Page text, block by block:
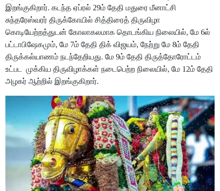
இறங்குகிறார். கடந்த ஏப்ரல் 29ம் தேதி மதுரை மீனாட்சி
சுந்தரேஸ்வரர் திருக்கோயில் சித்திரைத் திருவிழா
கொடியேற்றத்துடன் கோலாகலமாக தொடங்கிய நிலையில், மே 6ல்
பட்டாபிஷேகமும், மே 7ம் தேதி திக் விஜயம், நேற்று மே 8ம் தேதி
திருக்கல்யாணம் நடந்தேறியது. மே 9ம் தேதி திருத்தோரோட்டம்
உட்பட முக்கிய திருவிழாக்கள் நடைபெற்ற நிலையில், மே 12ம் தேதி
அழகர் ஆற்றில் இறங்குகிறார்.